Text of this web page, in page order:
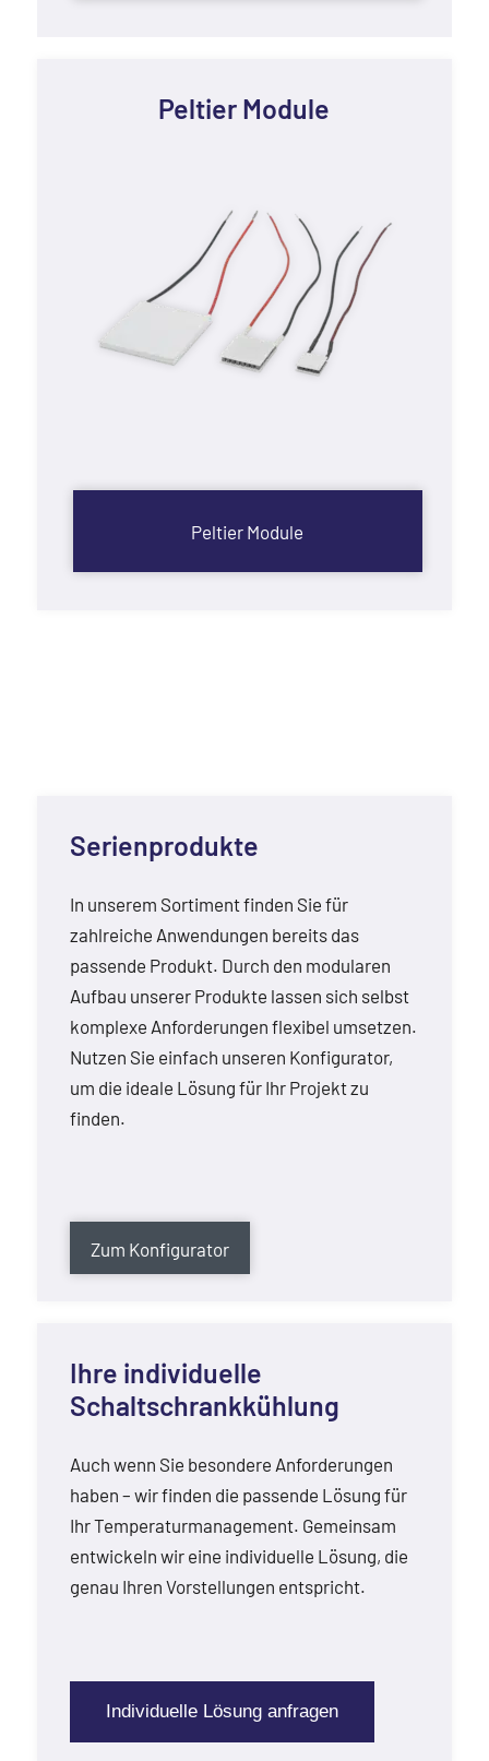
Peltier Module
Peltier Module
Serienprodukte
In unserem Sortiment finden Sie für
zahlreiche Anwendungen bereits das
passende Produkt. Durch den modularen
Aufbau unserer Produkte lassen sich selbst
komplexe Anforderungen flexibel umsetzen.
Nutzen Sie einfach unseren Konfigurator,
um die ideale Lösung für Ihr Projekt zu
finden.
Zum Konfigurator
Ihre individuelle
Schaltschrankkühlung
Auch wenn Sie besondere Anforderungen
haben – wir finden die passende Lösung für
Ihr Temperaturmanagement. Gemeinsam
entwickeln wir eine individuelle Lösung, die
genau Ihren Vorstellungen entspricht.
Individuelle Lösung anfragen